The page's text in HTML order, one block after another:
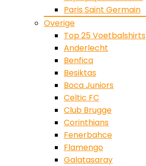
Paris Saint Germain
Overige
Top 25 Voetbalshirts
Anderlecht
Benfica
Besiktas
Boca Juniors
Celtic FC
Club Brugge
Corinthians
Fenerbahce
Flamengo
Galatasaray